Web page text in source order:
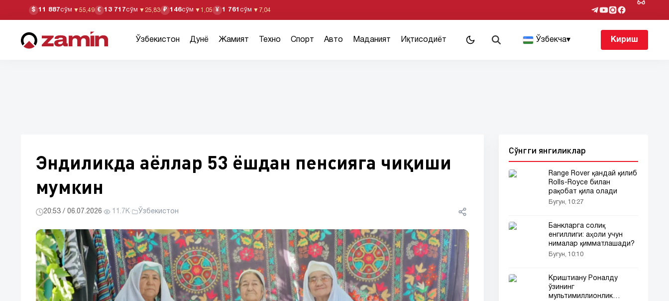
$ 11 887сўм ▼55,49 € 13 717сўм ▼ 25,83 ₽ 146сўм ▼1,05 ¥ 1 761 сўм ▼ 7,04
Ўзбекистон Дунё Жамият Техно Спорт Авто Маданият Иқтисодиёт Ўзбекча▾ Кириш
Эндиликда аёллар 53 ёшдан пенсияга чиқиши
мумкин
20:53 / 06.07.2026· 11.7K· Ўзбекистон
Сўнгги янгиликлар
Range Rover қандай қилиб
Rolls-Royce билан
рақобат қила олади
Бугун, 10:27
Банкларга солиқ
енгиллиги: аҳоли учун
нималар қимматлашади?
Бугун, 10:10
Криштиану Роналду
ўзининг
мультимиллионлик